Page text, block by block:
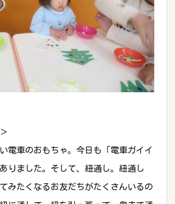
電車のおもちゃ。今日も「電車ガイイ
りました。そして、紐通し。紐通し
みたくなるお友だちがたくさんいるの